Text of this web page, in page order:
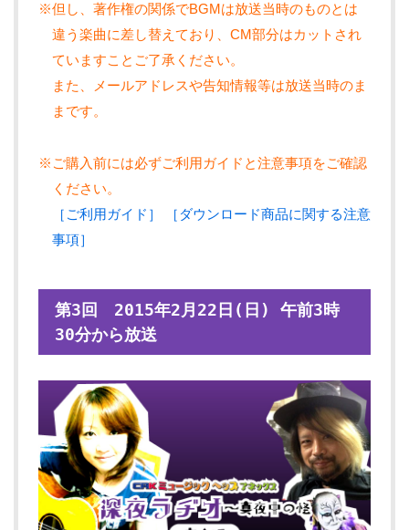
※但し、著作権の関係でBGMは放送当時のものとは
違う楽曲に差し替えており、CM部分はカットされ
ていますことご了承ください。
また、メールアドレスや告知情報等は放送当時のま
まです。
※ご購入前には必ずご利用ガイドと注意事項をご確認
ください。
［ご利用ガイド］
［ダウンロード商品に関する注意
事項］
第3回 2015年2月22日(日) 午前3時
30分から放送